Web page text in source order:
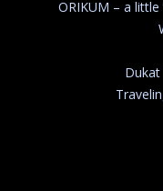
ORIKUM – a
Dukat